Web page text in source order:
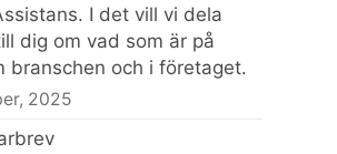
I det vill vi dela
dig om vad som är på
branschen och i företaget.
2025